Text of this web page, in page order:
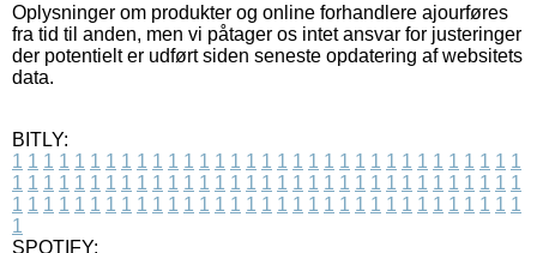
Oplysninger om produkter og online forhandlere ajourføres
fra tid til anden, men vi påtager os intet ansvar for justeringer
der potentielt er udført siden seneste opdatering af websitets
data.
BITLY:
1 1 1 1 1 1 1 1 1 1 1 1 1 1 1 1 1 1 1 1 1 1 1 1 1 1 1 1 1 1 1 1 1
1 1 1 1 1 1 1 1 1 1 1 1 1 1 1 1 1 1 1 1 1 1 1 1 1 1 1 1 1 1 1 1 1
1 1 1 1 1 1 1 1 1 1 1 1 1 1 1 1 1 1 1 1 1 1 1 1 1 1 1 1 1 1 1 1 1
1
SPOTIFY: